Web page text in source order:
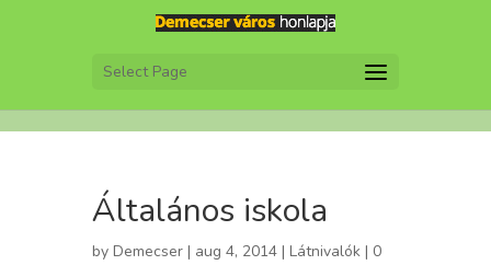
Select Page
Általános iskola
by Demecser | aug 4, 2014 | Látnivalók | 0